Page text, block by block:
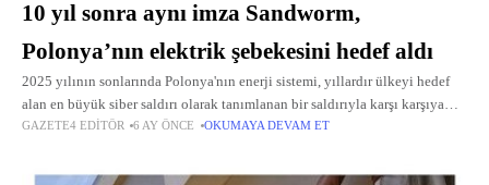
10 yıl sonra aynı imza Sandworm,
Polonya’nın elektrik şebekesini hedef aldı
2025 yılının sonlarında Polonya'nın enerji sistemi, yıllardır ülkeyi hedef
alan en büyük siber saldırı olarak tanımlanan bir saldırıyla karşı karşıya
kaldı.
GAZETE4 EDITÖR 6 AY ÖNCE OKUMAYA DEVAM ET